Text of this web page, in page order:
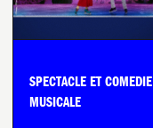
SPECTACLE ET COMEDIE
MUSICALE